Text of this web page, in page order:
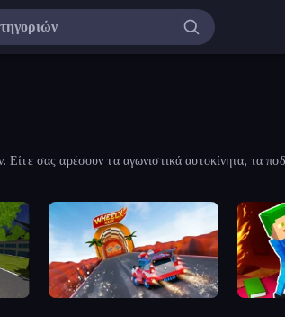
σας αρέσουν τα αγωνιστικά αυτοκίνητα, τα
WheelX Race